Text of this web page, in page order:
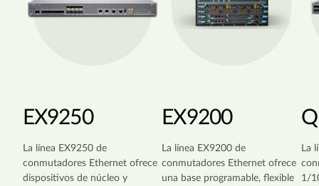
EX9250
La línea EX9250 de
conmutadores Ethernet ofrece
dispositivos de núcleo y
EX9200
La línea EX9200 de
conmutadores Ethernet ofrece
una base programable, flexible
La
1/